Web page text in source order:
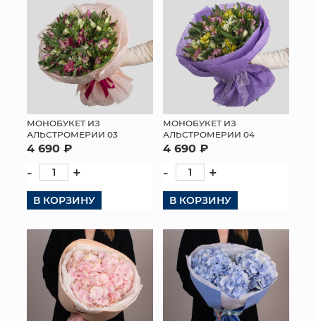
МОНОБУКЕТ ИЗ
АЛЬСТРОМЕРИИ 03
4 690 ₽
- +
В КОРЗИНУ
МОНОБУКЕТ ИЗ
АЛЬСТРОМЕРИИ 04
4 690 ₽
- +
В КОРЗИНУ